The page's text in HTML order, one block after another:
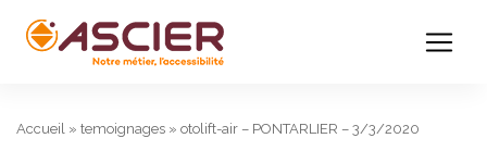
Accueil » temoignages » otolift-air – PONTARLIER – 3/3/2020